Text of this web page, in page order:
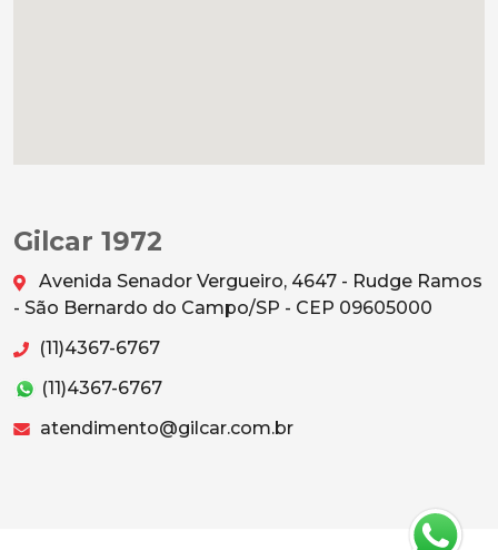
Gilcar 1972
Avenida Senador Vergueiro, 4647 - Rudge Ramos
- São Bernardo do Campo/SP - CEP 09605000
(11)4367-6767
(11)4367-6767
atendimento@gilcar.com.br